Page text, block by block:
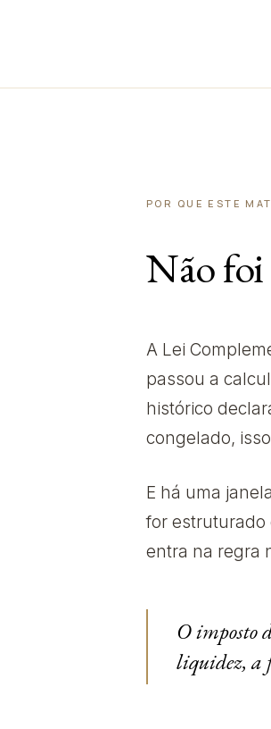
POR QUE ESTE
Não foi
A Lei
passou a
histórico
congelado,
E há uma
for estruturado
entra na regra
O imposto
liquidez, a